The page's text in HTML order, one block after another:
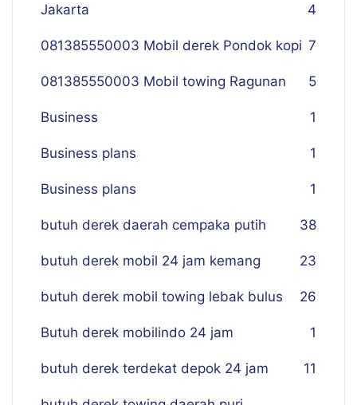
Jakarta 4
081385550003 Mobil derek Pondok kopi 7
081385550003 Mobil towing Ragunan 5
Business 1
Business plans 1
Business plans 1
butuh derek daerah cempaka putih 38
butuh derek mobil 24 jam kemang 23
butuh derek mobil towing lebak bulus 26
Butuh derek mobilindo 24 jam 1
butuh derek terdekat depok 24 jam 11